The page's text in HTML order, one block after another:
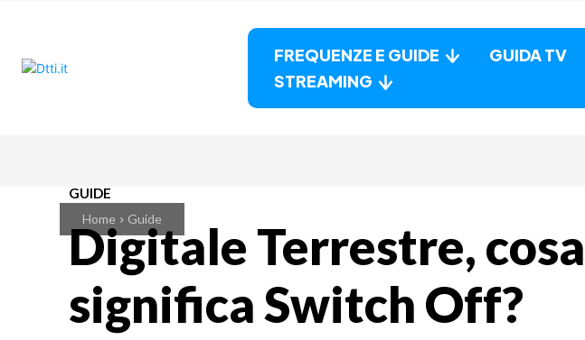
FREQUENZE E GUIDE GUIDA TV
STREAMING
Home Guide
GUIDE
Digitale Terrestre, cosa
significa Switch Off?